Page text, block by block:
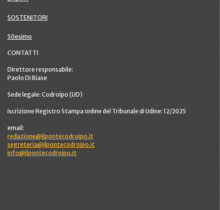
SOSTENITORI
50esimo
CONTATTI
Direttore responsabile:
Paolo Di Biase
Sede legale: Codroipo (UD)
Iscrizione Registro Stampa online del Tribunale di Udine: 12/2025
email:
redazione@ilpontecodroipo.it
segreteria@ilpontecodroipo.it
info@ilpontecodroipo.it